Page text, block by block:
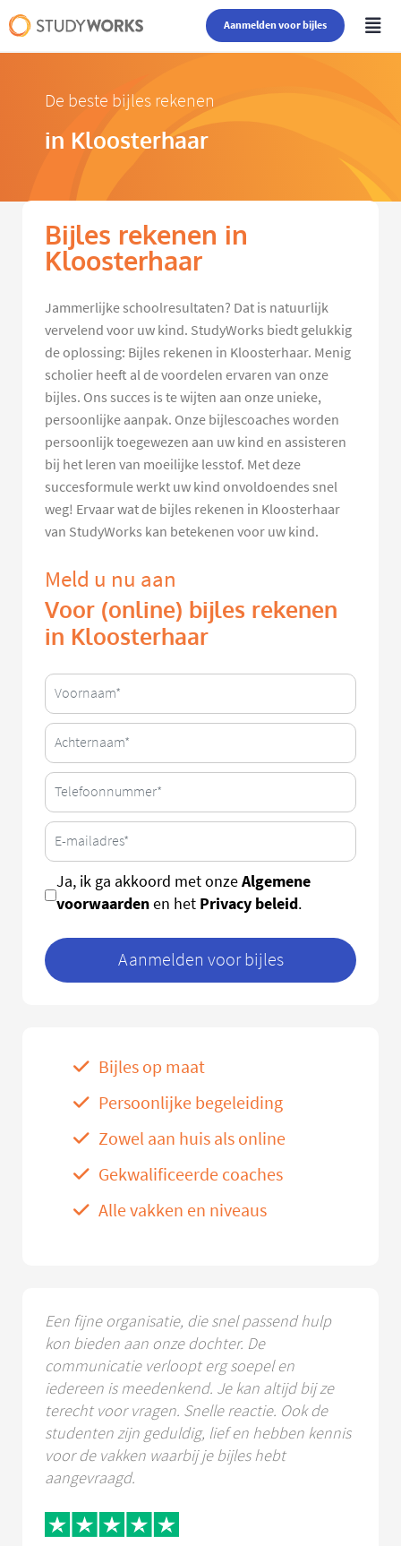
Aanmelden voor bijles
De beste bijles rekenen
in Kloosterhaar
Bijles rekenen in
Kloosterhaar
Jammerlijke schoolresultaten? Dat is natuurlijk
vervelend voor uw kind. StudyWorks biedt gelukkig
de oplossing: Bijles rekenen in Kloosterhaar. Menig
scholier heeft al de voordelen ervaren van onze
bijles. Ons succes is te wijten aan onze unieke,
persoonlijke aanpak. Onze bijlescoaches worden
persoonlijk toegewezen aan uw kind en assisteren
bij het leren van moeilijke lesstof. Met deze
succesformule werkt uw kind onvoldoendes snel
weg! Ervaar wat de bijles rekenen in Kloosterhaar
van StudyWorks kan betekenen voor uw kind.
Meld u nu aan
Voor (online) bijles rekenen
in Kloosterhaar
Ja, ik ga akkoord met onzeAlgemene
voorwaardenen het Privacy beleid.
Aanmelden voor bijles
Bijles op maat
Persoonlijke begeleiding
Zowel aan huis als online
Gekwalificeerde coaches
Alle vakken en niveaus
Een fijne organisatie, die snel passend hulp
kon bieden aan onze dochter. De
communicatie verloopt erg soepel en
iedereen is meedenkend. Je kan altijd bij ze
terecht voor vragen. Snelle reactie. Ook de
studenten zijn geduldig, lief en hebben kennis
voor de vakken waarbij je bijles hebt
aangevraagd.